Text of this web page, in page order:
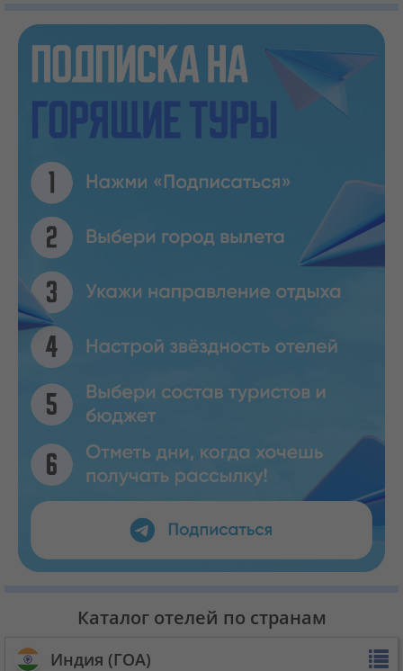
Каталог отелей по странам
Индия (ГОА)